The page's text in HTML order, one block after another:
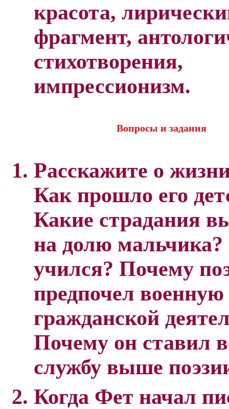
красота,
фрагмент,
стихотворения,
импрессионизм.
Вопросы и задания
Расскажите о
Как прошло его
Какие страдания
на долю мальчика?
учился? Почему
предпочел военную
гражданской
Почему он ставил
службу выше
Когда Фет начал